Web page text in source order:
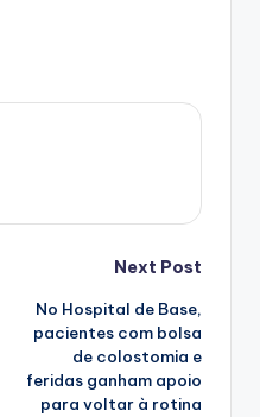
Next Post
No Hospital de Base,
pacientes com bolsa
de colostomia e
feridas ganham apoio
para voltar à rotina